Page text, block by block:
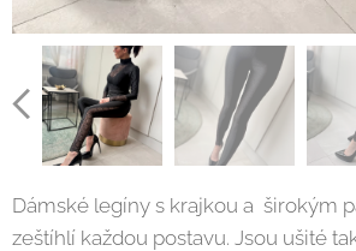
Dámské legíny s krajkou a širokým
zeštíhlí každou postavu. Jsou ušité